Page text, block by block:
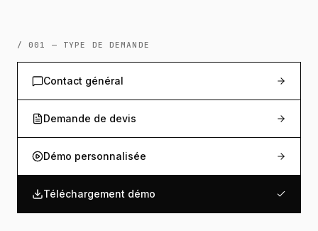
/ 001 — TYPE DE DEMANDE
Contact général
Demande de devis
Démo personnalisée
Téléchargement démo